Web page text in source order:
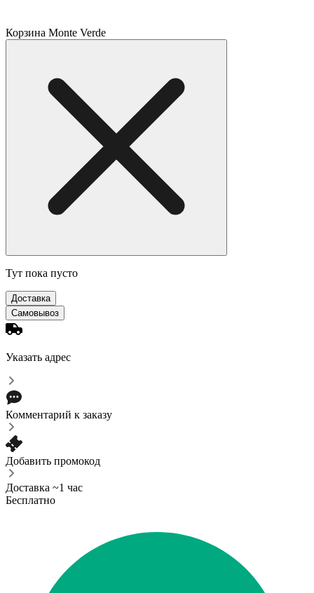
Корзина Monte Verde
Тут пока пусто
Доставка
Самовывоз
Указать адрес
Комментарий к заказу
Добавить промокод
Доставка ~1 час
Бесплатно